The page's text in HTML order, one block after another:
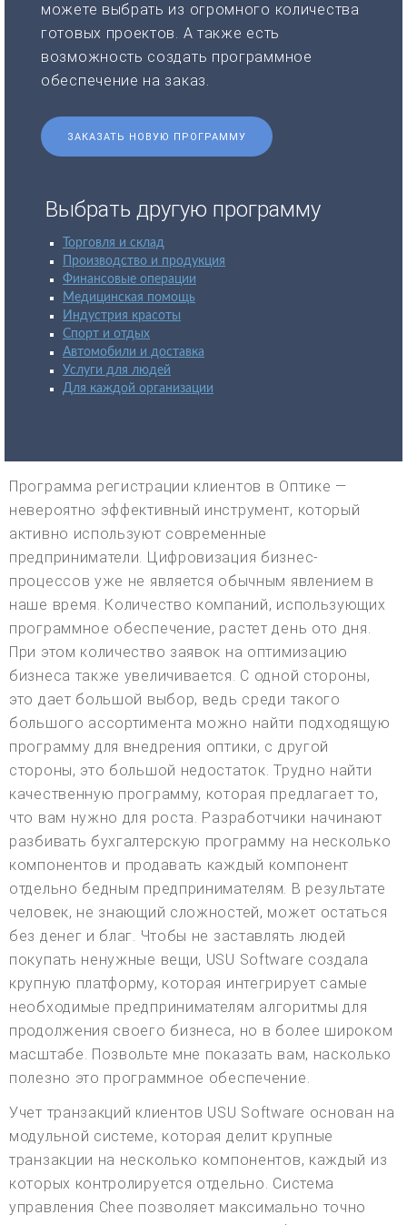
можете выбрать из огромного количества
готовых проектов. А также есть
возможность создать программное
обеспечение на заказ.
ЗАКАЗАТЬ НОВУЮ ПРОГРАММУ
Выбрать другую программу
Торговля и склад
Производство и продукция
Финансовые операции
Медицинская помощь
Индустрия красоты
Спорт и отдых
Автомобили и доставка
Услуги для людей
Для каждой организации
Программа регистрации клиентов в Оптике —
невероятно эффективный инструмент, который
активно используют современные
предприниматели. Цифровизация бизнес-
процессов уже не является обычным явлением в
наше время. Количество компаний, использующих
программное обеспечение, растет день ото дня.
При этом количество заявок на оптимизацию
бизнеса также увеличивается. С одной стороны,
это дает большой выбор, ведь среди такого
большого ассортимента можно найти подходящую
программу для внедрения оптики, с другой
стороны, это большой недостаток. Трудно найти
качественную программу, которая предлагает то,
что вам нужно для роста. Разработчики начинают
разбивать бухгалтерскую программу на несколько
компонентов и продавать каждый компонент
отдельно бедным предпринимателям. В результате
человек, не знающий сложностей, может остаться
без денег и благ. Чтобы не заставлять людей
покупать ненужные вещи, USU Software создала
крупную платформу, которая интегрирует самые
необходимые предпринимателям алгоритмы для
продолжения своего бизнеса, но в более широком
масштабе. Позвольте мне показать вам, насколько
полезно это программное обеспечение.
Учет транзакций клиентов USU Software основан на
модульной системе, которая делит крупные
транзакции на несколько компонентов, каждый из
которых контролируется отдельно. Система
управления Chee позволяет максимально точно